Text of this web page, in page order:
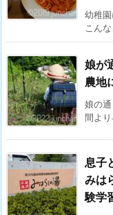
幼稚
こん
娘が
農地
娘の
間よ
息子
みは
験学